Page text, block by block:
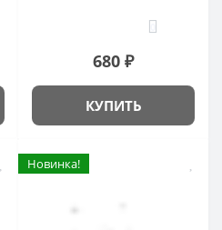
680 ₽
КУПИТЬ
Новинка!